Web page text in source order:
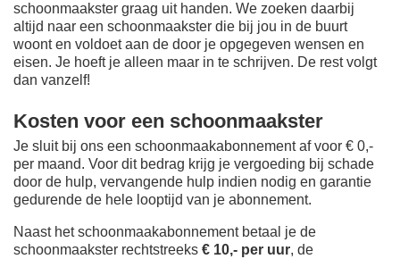
schoonmaakster graag uit handen. We zoeken daarbij
altijd naar een schoonmaakster die bij jou in de buurt
woont en voldoet aan de door je opgegeven wensen en
eisen. Je hoeft je alleen maar in te schrijven. De rest volgt
dan vanzelf!
Kosten voor een schoonmaakster
Je sluit bij ons een schoonmaakabonnement af voor € 0,-
per maand. Voor dit bedrag krijg je vergoeding bij schade
door de hulp, vervangende hulp indien nodig en garantie
gedurende de hele looptijd van je abonnement.
Naast het schoonmaakabonnement betaal je de
schoonmaakster rechtstreeks € 10,- per uur, de